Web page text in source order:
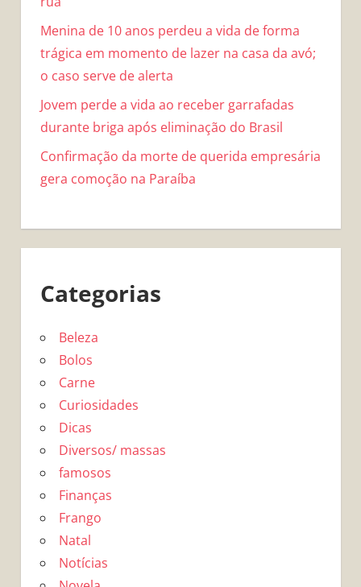
Menina de 10 anos perdeu a vida de forma
trágica em momento de lazer na casa da avó;
o caso serve de alerta
Jovem perde a vida ao receber garrafadas
durante briga após eliminação do Brasil
Confirmação da morte de querida empresária
gera comoção na Paraíba
Categorias
Beleza
Bolos
Carne
Curiosidades
Dicas
Diversos/ massas
famosos
Finanças
Frango
Natal
Notícias